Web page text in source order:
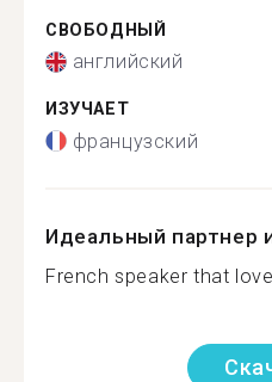
СВОБОДНЫЙ
английский
ИЗУЧАЕТ
французский
Идеальный партнер
French speaker that